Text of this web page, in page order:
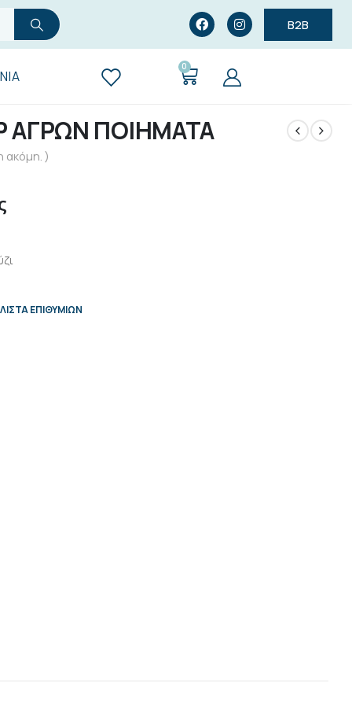
B2B
0
ΑΓΡΩΝ ΠΟΙΗΜΑΤΑ
ακόμη. )
ΕΠΙΘΥΜΙΏΝ